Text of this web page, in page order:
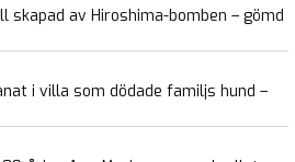
av Hiroshima-bomben – gömd
i villa som dödade familjs hund –